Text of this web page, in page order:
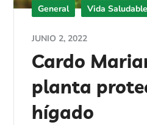
General Vida Saludable
JUNIO 2, 2022
Cardo
planta
hígado